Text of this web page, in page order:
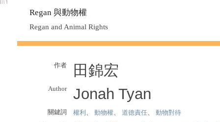
Regan 與動物權
Regan and Animal Rights
作者 田錦宏
Author Jonah Tyan
關鍵詞 權利 、 動物權、 道德責任、 動物對待